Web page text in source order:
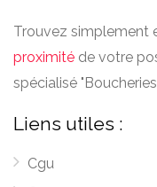
Trouvez simplement
proximité de votre
spécialisé
Liens utiles :
Cgu